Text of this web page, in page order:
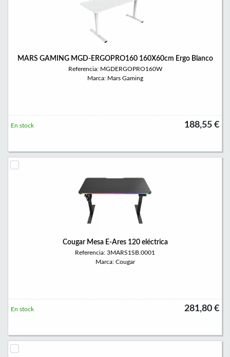
MARS GAMING MGD-ERGOPRO160 160X60cm Ergo Blanco
Referencia: MGDERGOPRO160W
Marca: Mars Gaming
188,55 €
En stock
Cougar Mesa E-Ares 120 eléctrica
Referencia: 3MARS1SB.0001
Marca: Cougar
281,80 €
En stock